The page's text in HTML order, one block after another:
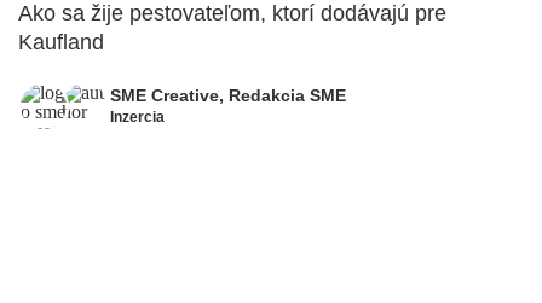
Ako sa žije pestovateľom, ktorí dodávajú pre
Kaufland
SME Creative, Redakcia SME
Inzercia